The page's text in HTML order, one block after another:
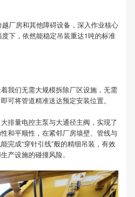
厂房和其他障碍设备，深入作业核心
下，依然能稳定吊装重达1吨的标准
我们无需大规模拆除厂区设施，无需
可将管道精准送达预定安装位置。
排量电控主泵与大通径主阀，实现了
和平顺性，在紧邻厂房墙壁、管线与
完成“穿针引线”般的精细吊装，有效
产设施的碰撞风险。